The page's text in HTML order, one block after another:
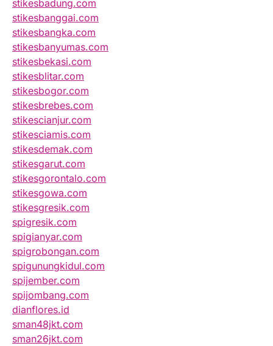
stikesbadung.com
stikesbanggai.com
stikesbangka.com
stikesbanyumas.com
stikesbekasi.com
stikesblitar.com
stikesbogor.com
stikesbrebes.com
stikescianjur.com
stikesciamis.com
stikesdemak.com
stikesgarut.com
stikesgorontalo.com
stikesgowa.com
stikesgresik.com
spigresik.com
spigianyar.com
spigrobongan.com
spigunungkidul.com
spijember.com
spijombang.com
dianflores.id
sman48jkt.com
sman26jkt.com